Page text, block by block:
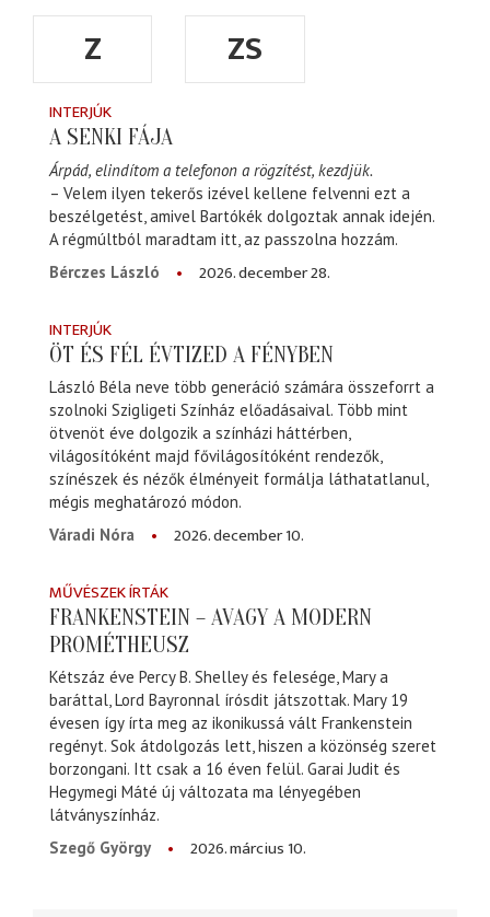
Z ZS
INTERJÚK
A SENKI FÁJA
Árpád, elindítom a telefonon a rögzítést, kezdjük.
– Velem ilyen tekerős izével kellene felvenni ezt a
beszélgetést, amivel Bartókék dolgoztak annak idején.
A régmúltból maradtam itt, az passzolna hozzám.
Bérczes László
2026. december 28.
INTERJÚK
ÖT ÉS FÉL ÉVTIZED A FÉNYBEN
László Béla neve több generáció számára összeforrt a
szolnoki Szigligeti Színház előadásaival. Több mint
ötvenöt éve dolgozik a színházi háttérben,
világosítóként majd fővilágosítóként rendezők,
színészek és nézők élményeit formálja láthatatlanul,
mégis meghatározó módon.
Váradi Nóra
2026. december 10.
MŰVÉSZEK ÍRTÁK
FRANKENSTEIN – AVAGY A MODERN
PROMÉTHEUSZ
Kétszáz éve Percy B. Shelley és felesége, Mary a
baráttal, Lord Bayronnal írósdit játszottak. Mary 19
évesen így írta meg az ikonikussá vált Frankenstein
regényt. Sok átdolgozás lett, hiszen a közönség szeret
borzongani. Itt csak a 16 éven felül. Garai Judit és
Hegymegi Máté új változata ma lényegében
látványszínház.
Szegő György
2026. március 10.